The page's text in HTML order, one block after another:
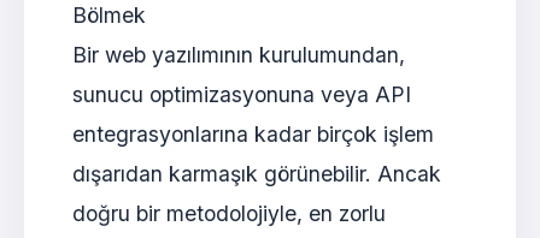
Bölmek
Bir web yazılımının kurulumundan,
sunucu optimizasyonuna veya API
entegrasyonlarına kadar birçok işlem
dışarıdan karmaşık görünebilir. Ancak
doğru bir metodolojiyle, en zorlu